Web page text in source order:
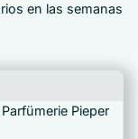
en las semanas